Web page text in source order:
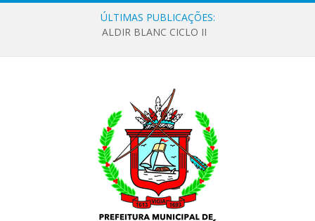
ÚLTIMAS PUBLICAÇÕES:
ALDIR BLANC CICLO II